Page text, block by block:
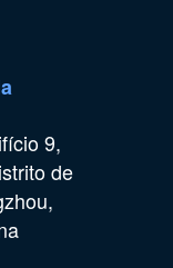
9,
de